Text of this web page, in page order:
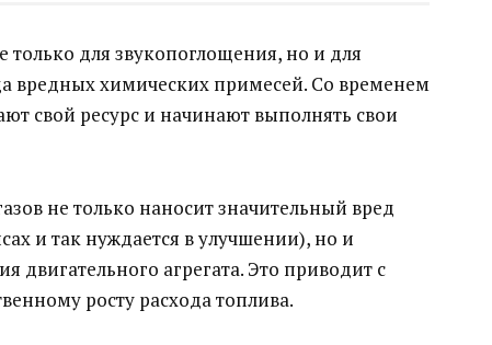
только для звукопоглощения, но и для
вредных химических примесей. Со временем
свой ресурс и начинают выполнять свои
не только наносит значительный вред
и так нуждается в улучшении), но и
двигательного агрегата. Это приводит с
росту расхода топлива.